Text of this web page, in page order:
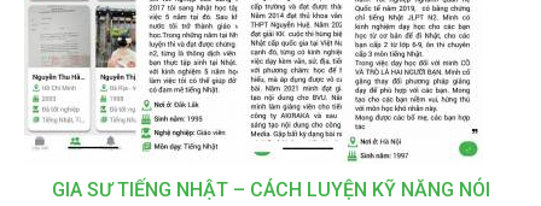
GIA SƯ TIẾNG NHẬT – CÁCH LUYỆN KỸ NĂNG NÓI